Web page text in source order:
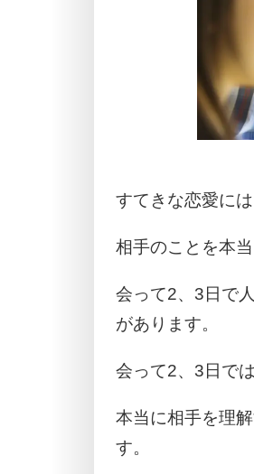
すてきな恋愛に
相手のことを本
会って2、3日で
があります。
会って2、3日で
本当に相手を理
す。